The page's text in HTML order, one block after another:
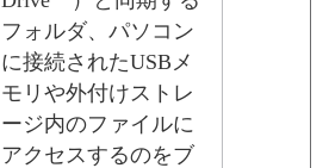
フォルダ、パソコン
に接続されたUSBメ
モリや外付けストレ
ージ内のファイルに
アクセスするのをブ